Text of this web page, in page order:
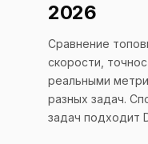
2026
Сравнение
скорости,
реальными
разных задач.
задач подходит